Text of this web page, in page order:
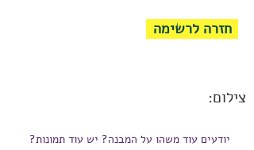
חזרה לרשימה
צילום:
יודעים עוד משהו על המבנה? יש עוד תמונות?